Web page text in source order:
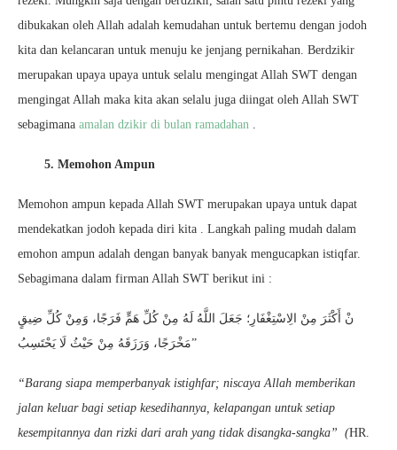
dibukakan oleh Allah adalah kemudahan untuk bertemu dengan jodoh
kita dan kelancaran untuk menuju ke jenjang pernikahan. Berdzikir
merupakan upaya upaya untuk selalu mengingat Allah SWT dengan
mengingat Allah maka kita akan selalu juga diingat oleh Allah SWT
sebagimana amalan dzikir di bulan ramadahan .
5. Memohon Ampun
Memohon ampun kepada Allah SWT merupakan upaya untuk dapat
mendekatkan jodoh kepada diri kita . Langkah paling mudah dalam
emohon ampun adalah dengan banyak banyak mengucapkan istiqfar.
Sebagimana dalam firman Allah SWT berikut ini :
نْ أَكْثَرَ مِنْ الِاسْتِغْفَارِ؛ جَعَلَ اللَّهُ لَهُ مِنْ كُلِّ هَمٍّ فَرَجًا، وَمِنْ كُلِّ ضِيقٍ
مَخْرَجًا، وَرَزَقَهُ مِنْ حَيْثُ لَا يَحْتَسِبُ”
“Barang siapa memperbanyak istighfar; niscaya Allah memberikan
jalan keluar bagi setiap kesedihannya, kelapangan untuk setiap
kesempitannya dan rizki dari arah yang tidak disangka-sangka” (HR.